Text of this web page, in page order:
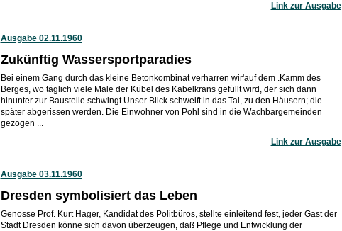
Link zur Ausgabe
Ausgabe 02.11.1960
Zukünftig Wassersportparadies
Bei einem Gang durch das kleine Betonkombinat verharren wir'auf dem .Kamm des
Berges, wo täglich viele Male der Kübel des Kabelkrans gefüllt wird, der sich dann
hinunter zur Baustelle schwingt Unser Blick schweift in das Tal, zu den Häusern; die
später abgerissen werden. Die Einwohner von Pohl sind in die Wachbargemeinden
gezogen ...
Link zur Ausgabe
Ausgabe 03.11.1960
Dresden symbolisiert das Leben
Genosse Prof. Kurt Hager, Kandidat des Politbüros, stellte einleitend fest, jeder Gast der
Stadt Dresden könne sich davon überzeugen, daß Pflege und Entwicklung der